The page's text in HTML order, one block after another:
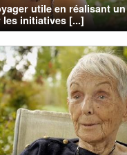
utile en réalisant un
initiatives [...]